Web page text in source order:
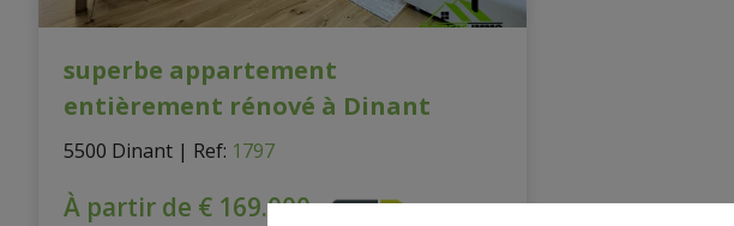
superbe appartement
entièrement rénové à Dinant
5500 Dinant | Ref: 1797
À partir de € 169.000